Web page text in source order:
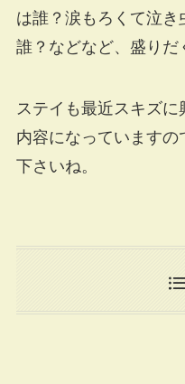
は誰？涙もろくて泣
誰？などなど、盛りだ
ステイも最近スキズ
内容になっています
下さいね。